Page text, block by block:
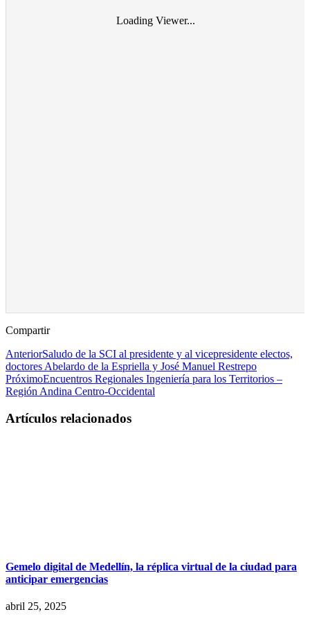
Loading Viewer...
Compartir
AnteriorSaludo de la SCI al presidente y al vicepresidente electos,
doctores Abelardo de la Espriella y José Manuel Restrepo
PróximoEncuentros Regionales Ingeniería para los Territorios –
Región Andina Centro-Occidental
Artículos relacionados
Gemelo digital de Medellín, la réplica virtual de la ciudad para
anticipar emergencias
abril 25, 2025